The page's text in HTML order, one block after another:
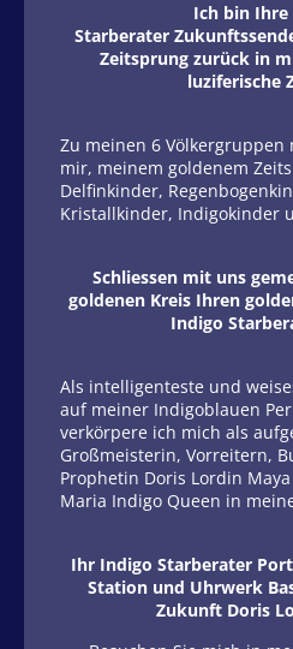
Ich bin Ihre
Starberater
Zeitsprung zurück in
luziferische
Zu meinen 6 Völkergruppen
mir, meinem goldenem
Delfinkinder,
Kristallkinder, Indigokinder
Schliessen mit uns
goldenen Kreis Ihren
Indigo
Als intelligenteste und
auf meiner Indigoblauen
verkörpere ich mich als
Großmeisterin, Vorreitern,
Prophetin Doris Lordin
Maria Indigo Queen in
Ihr Indigo Starberater
Station und Uhrwerk
Zukunft Doris